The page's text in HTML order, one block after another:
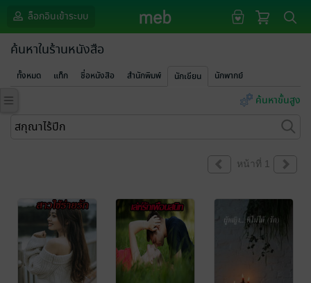
ล็อกอินเข้าระบบ
ค้นหาในร้านหนังสือ
ทั้งหมด แท็ก ชื่อหนังสือ สำนักพิมพ์ นักเขียน นักพากย์
ค้นหาขั้นสูง
หน้าที่ 1